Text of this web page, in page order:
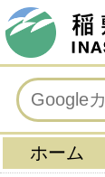
ホーム